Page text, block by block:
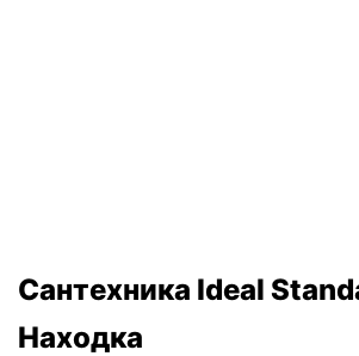
Сантехника Ideal
Находка